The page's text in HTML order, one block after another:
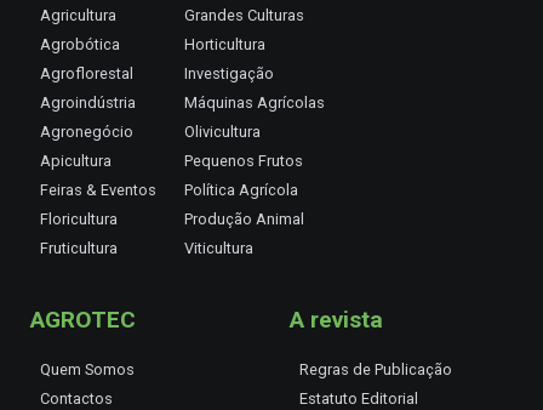
Agricultura
Agrobótica
Agroflorestal
Agroindústria
Agronegócio
Apicultura
Feiras & Eventos
Floricultura
Fruticultura
Grandes Culturas
Horticultura
Investigação
Máquinas Agrícolas
Olivicultura
Pequenos Frutos
Política Agrícola
Produção Animal
Viticultura
AGROTEC
Quem Somos
Contactos
A revista
Regras de Publicação
Estatuto Editorial